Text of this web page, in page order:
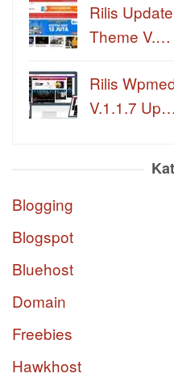
Rilis
Theme V.…
Rilis
V.1.1.7 Up…
Blogging
Blogspot
Bluehost
Domain
Freebies
Hawkhost